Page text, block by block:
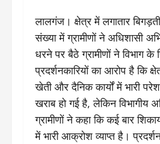
लालगंज। क्षेत्र में लगातार
संख्या में ग्रामीणों ने अधिशासी
धरने पर बैठे ग्रामीणों ने विभाग
प्रदर्शनकारियों का आरोप है कि
खेती और दैनिक कार्यों में भारी
खराब हो गई है, लेकिन विभागीय
ग्रामीणों ने कहा कि कई बार
में भारी आक्रोश व्याप्त है।